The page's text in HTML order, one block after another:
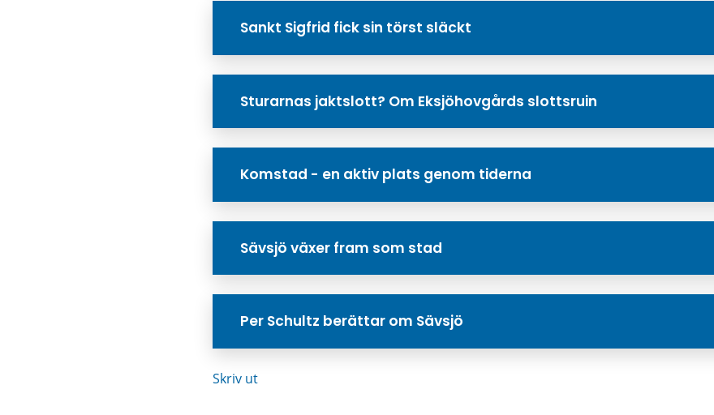
Sankt Sigfrid fick sin törst släckt
Sturarnas jaktslott? Om Eksjöhovgårds slottsruin
Komstad - en aktiv plats genom tiderna
Sävsjö växer fram som stad
Per Schultz berättar om Sävsjö
Skriv ut